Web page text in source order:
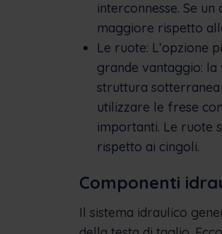
interconnesse. Se
maggiore rispetto
Le ruote: L’opzione
grande vantaggio: la
struttura sotterranea
utilizzare le frese
importanti. Le ruote
rispetto ai cingoli.
Componenti
Il sistema idraulico